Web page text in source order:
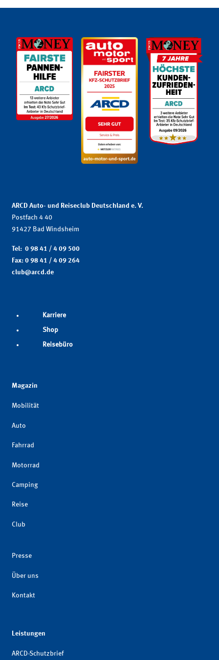
ARCD Auto- und Reiseclub Deutschland e. V.
Postfach 4 40
91427 Bad Windsheim
Tel: 0 98 41 / 4 09 500
Fax: 0 98 41 / 4 09 264
club@arcd.de
Karriere
Shop
Reisebüro
Magazin
Mobilität
Auto
Fahrrad
Motorrad
Camping
Reise
Club
Presse
Über uns
Kontakt
Leistungen
ARCD-Schutzbrief